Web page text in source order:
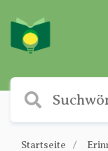
Startseite